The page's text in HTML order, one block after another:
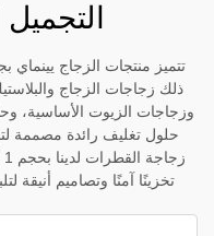
تتميز منتجات الزجاج يينماي
ذلك زجاجات الزجاج
وزجاجات الزيوت الأساسية،
حلول تغليف رائدة مصممة
تخزينًا آمنًا وتصاميم أنيقة